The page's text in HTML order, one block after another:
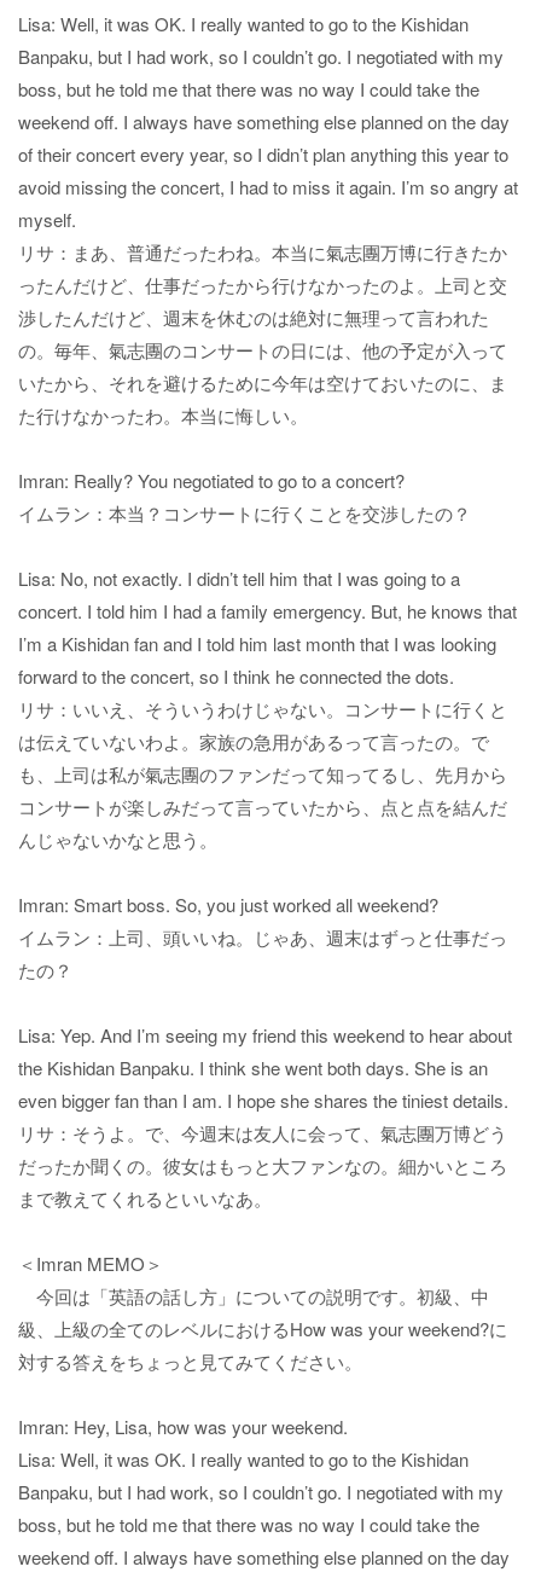
Lisa: Well, it was OK. I really wanted to go to the Kishidan
Banpaku, but I had work, so I couldn’t go. I negotiated with my
boss, but he told me that there was no way I could take the
weekend off. I always have something else planned on the day
of their concert every year, so I didn’t plan anything this year to
avoid missing the concert, I had to miss it again. I’m so angry at
myself.
リサ：まあ、普通だったわね。本当に氣志團万博に行きたか
ったんだけど、仕事だったから行けなかったのよ。上司と交
渉したんだけど、週末を休むのは絶対に無理って言われた
の。毎年、氣志團のコンサートの日には、他の予定が入って
いたから、それを避けるために今年は空けておいたのに、ま
た行けなかったわ。本当に悔しい。
Imran: Really? You negotiated to go to a concert?
イムラン：本当？コンサートに行くことを交渉したの？
Lisa: No, not exactly. I didn’t tell him that I was going to a
concert. I told him I had a family emergency. But, he knows that
I’m a Kishidan fan and I told him last month that I was looking
forward to the concert, so I think he connected the dots.
リサ：いいえ、そういうわけじゃない。コンサートに行くと
は伝えていないわよ。家族の急用があるって言ったの。で
も、上司は私が氣志團のファンだって知ってるし、先月から
コンサートが楽しみだって言っていたから、点と点を結んだ
んじゃないかなと思う。
Imran: Smart boss. So, you just worked all weekend?
イムラン：上司、頭いいね。じゃあ、週末はずっと仕事だっ
たの？
Lisa: Yep. And I’m seeing my friend this weekend to hear about
the Kishidan Banpaku. I think she went both days. She is an
even bigger fan than I am. I hope she shares the tiniest details.
リサ：そうよ。で、今週末は友人に会って、氣志團万博どう
だったか聞くの。彼女はもっと大ファンなの。細かいところ
まで教えてくれるといいなあ。
＜Imran MEMO＞
今回は「英語の話し方」についての説明です。初級、中
級、上級の全てのレベルにおけるHow was your weekend?に
対する答えをちょっと見てみてください。
Imran: Hey, Lisa, how was your weekend.
Lisa: Well, it was OK. I really wanted to go to the Kishidan
Banpaku, but I had work, so I couldn’t go. I negotiated with my
boss, but he told me that there was no way I could take the
weekend off. I always have something else planned on the day